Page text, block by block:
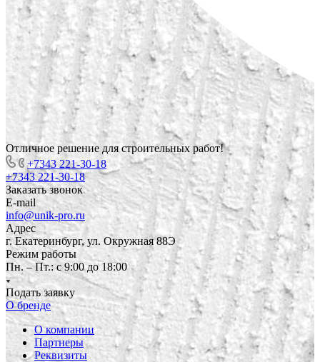
Отличное решение для строительных работ!
+7343 221-30-18
+7343 221-30-18
Заказать звонок
E-mail
info@unik-pro.ru
Адрес
г. Екатеринбург, ул. Окружная 88Э
Режим работы
Пн. – Пт.: с 9:00 до 18:00
Подать заявку
О бренде
О компании
Партнеры
Реквизиты